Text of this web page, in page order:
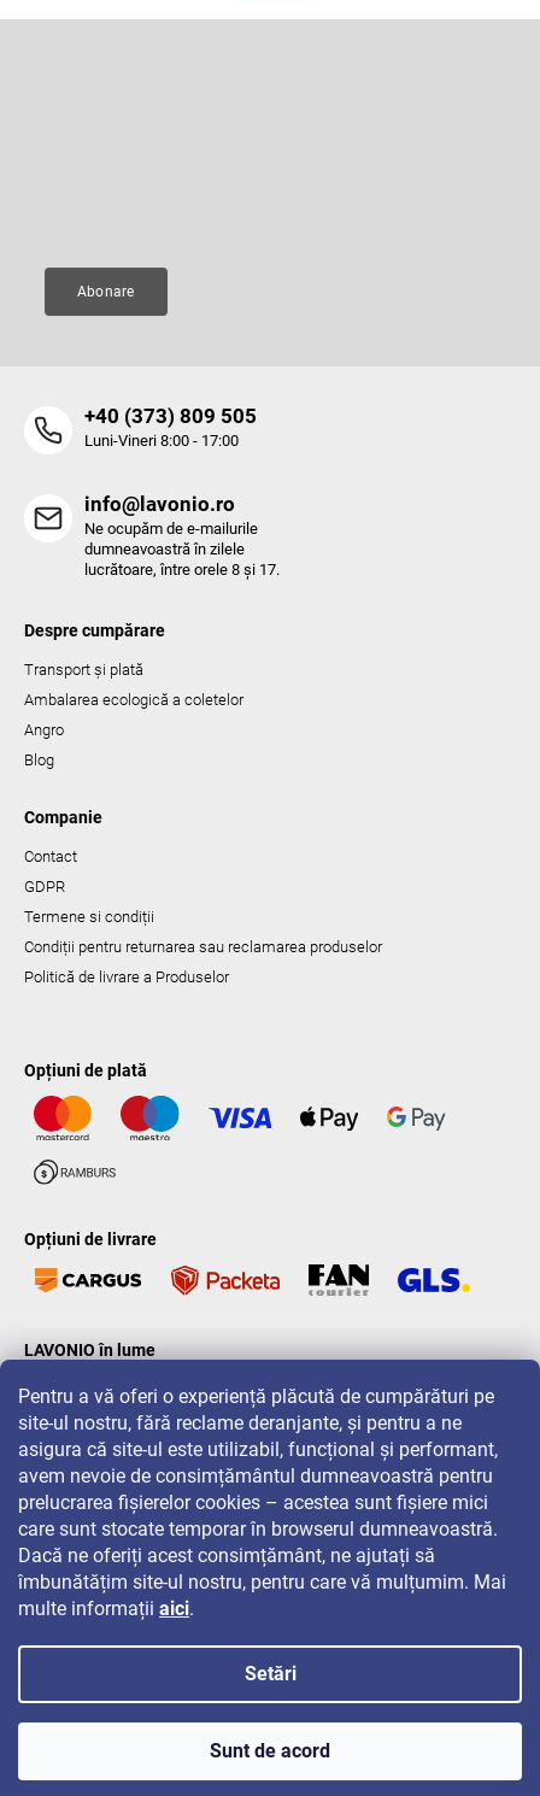
Pentru a vă oferi o experiență plăcută de cumpărături pe
site-ul nostru, fără reclame deranjante, și pentru a ne
asigura că site-ul este utilizabil, funcțional și performant,
avem nevoie de consimțământul dumneavoastră pentru
prelucrarea fișierelor cookies – acestea sunt fișiere mici
care sunt stocate temporar în browserul dumneavoastră.
Dacă ne oferiți acest consimțământ, ne ajutați să
îmbunătățim site-ul nostru, pentru care vă mulțumim. Mai
multe informații aici.
Setări
Sunt de acord
Abonare
‭+40 (373) 809 505‬
Luni-Vineri 8:00 - 17:00
info@lavonio.ro
Ne ocupăm de e-mailurile
dumneavoastră în zilele
lucrătoare, între orele 8 și 17.
Despre cumpărare
Transport și plată
Ambalarea ecologică a coletelor
Angro
Blog
Companie
Contact
GDPR
Termene si condiții
Condiții pentru returnarea sau reclamarea produselor
Politică de livrare a Produselor
Opțiuni de plată
Opțiuni de livrare
LAVONIO în lume
Pentru promoții, concursuri și reduceri, urmăriți-ne pe:
Drepturi de autor 2026
. Toate drepturile rezervate.